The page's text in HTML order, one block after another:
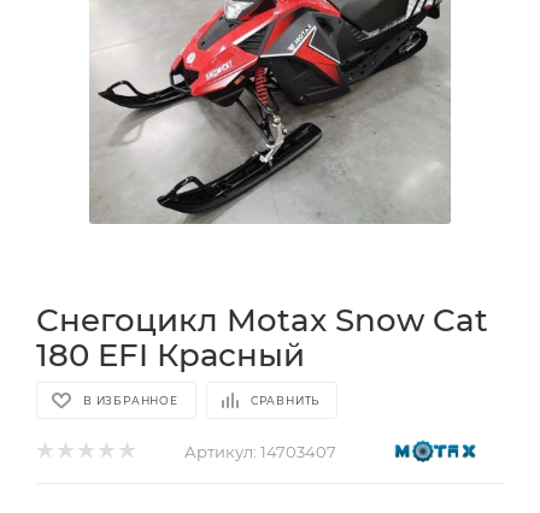
Снегоцикл Motax Snow Cat
180 EFI Красный
В ИЗБРАННОЕ СРАВНИТЬ
Артикул: 14703407